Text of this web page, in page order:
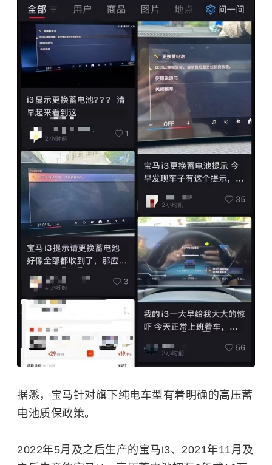
据悉，宝马针对旗下纯电车型有着明确的高压蓄
电池质保政策。
2022年5月及之后生产的宝马i3、2021年11月及